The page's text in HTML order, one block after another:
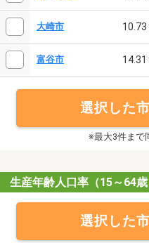
大崎市 10.73
富谷市 14.31
選択した
※最大3件まで
生産年齢人口率（15～64歳
選択した